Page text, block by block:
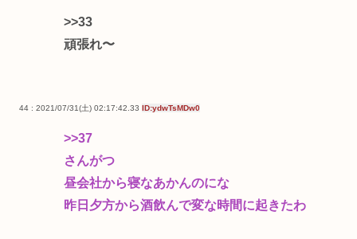
>>33
頑張れ〜
44 : 2021/07/31(土) 02:17:42.33 ID:ydwTsMDw0
>>37
さんがつ
昼会社から寝なあかんのにな
昨日夕方から酒飲んで変な時間に起きたわ